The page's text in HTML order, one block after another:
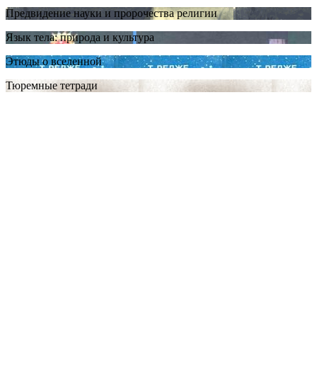
Предвидение науки и пророчества религии
Язык тела: природа и культура
Этюды о вселенной
Тюремные тетради